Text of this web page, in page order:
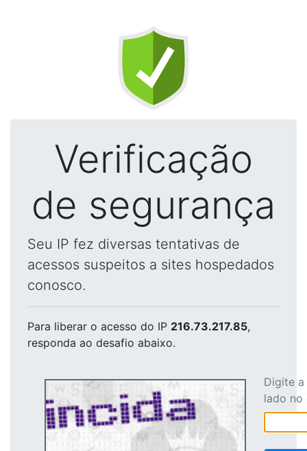
Verificação
de segurança
Seu IP fez diversas tentativas de
acessos suspeitos a sites hospedados
conosco.
Para liberar o acesso do IP 216.73.217.85,
responda ao desafio abaixo.
Digite
lado no